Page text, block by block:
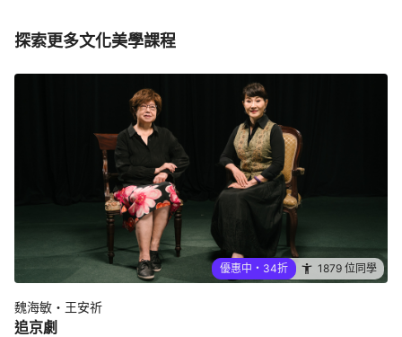
探索更多文化美學課程
優惠中・34折 1879 位同學
魏海敏・王安祈
追京劇